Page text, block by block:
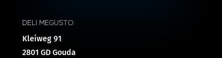
DELI MEGUSTO
Kleiweg 91
2801 GD Gouda